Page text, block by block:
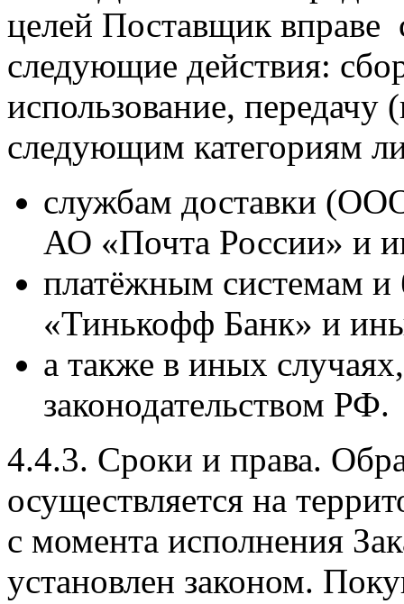
целей Поставщик вправе
следующие действия:
использование, передачу
следующим категориям
службам доставки
АО «Почта России» и
платёжным системам
«Тинькофф Банк» и
а также в иных
законодательством РФ.
4.4.3. Сроки и права.
осуществляется на
с момента исполнения
установлен законом.